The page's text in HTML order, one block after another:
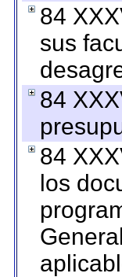
84
sus
84
84
los